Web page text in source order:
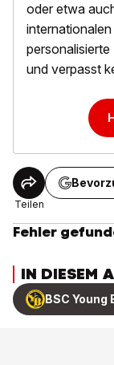
oder etwa
und verpasst
Teilen
Fehler
IN DIESEM
BSC Young